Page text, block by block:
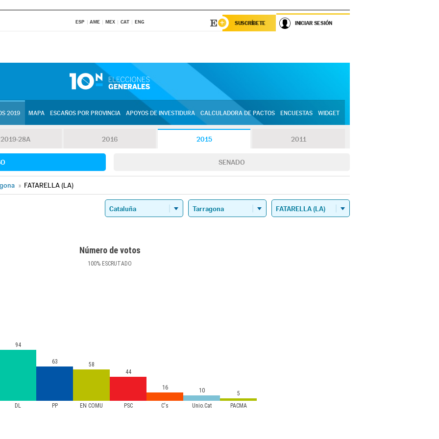
ESP AME MEX CAT ENG SUSCRÍBETE INICIAR SESIÓN
2019 MAPA ESCAÑOS POR PROVINCIA APOYOS DE INVESTIDURA CALCULADORA DE PACTOS ENCUESTAS WIDGET
2019-28A 2016 2015 2011
SENADO
» FATARELLA (LA)
Número de votos
100% ESCRUTADO
DL PP EN COMÚ PSC C's Unio.Cat PACMA
94
63
58
44
16 10 5